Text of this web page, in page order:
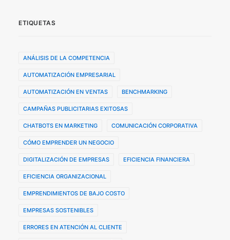
ETIQUETAS
ANÁLISIS DE LA COMPETENCIA
AUTOMATIZACIÓN EMPRESARIAL
AUTOMATIZACIÓN EN VENTAS BENCHMARKING
CAMPAÑAS PUBLICITARIAS EXITOSAS
CHATBOTS EN MARKETING COMUNICACIÓN CORPORATIVA
CÓMO EMPRENDER UN NEGOCIO
DIGITALIZACIÓN DE EMPRESAS EFICIENCIA FINANCIERA
EFICIENCIA ORGANIZACIONAL
EMPRENDIMIENTOS DE BAJO COSTO
EMPRESAS SOSTENIBLES
ERRORES EN ATENCIÓN AL CLIENTE